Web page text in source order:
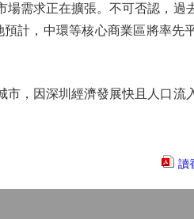
需求正在擴張。不可否認，過
計，中環等核心商業區將率先
，因深圳經濟發展快且人口流
讀